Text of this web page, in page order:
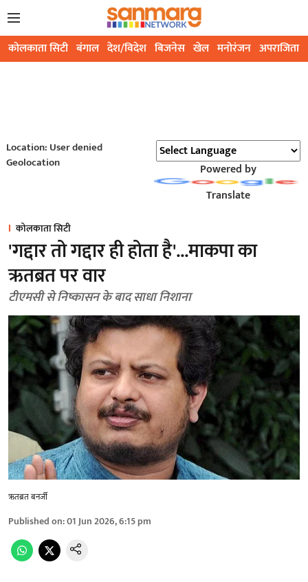
कोलकाता सिटी बंगाल देश/विदेश बिजनेस खेल मनोरंजन अपराजिता
Location: User denied
Geolocation
Powered by
Translate
कोलकाता सिटी
'गद्दार तो गद्दार ही होता है'...माकपा का
ऋतब्रत पर वार
टीएमसी से निष्कासन के बाद साधा निशाना
ऋतब्रत बनर्जी
Published on:01 Jun 2026, 6:15 pm